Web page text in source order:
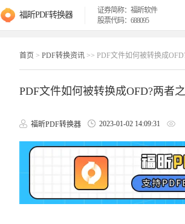
福昕PDF转换器
证券简称：福昕软件
股票代码：688095
首页 > PDF转换资讯 >> PDF文件如何被转换成
PDF文件如何被转换成OFD?两者
福昕PDF转换器 2023-01-02 14:09:31